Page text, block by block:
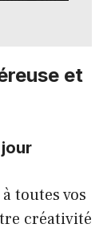
et
toutes vos
créativité